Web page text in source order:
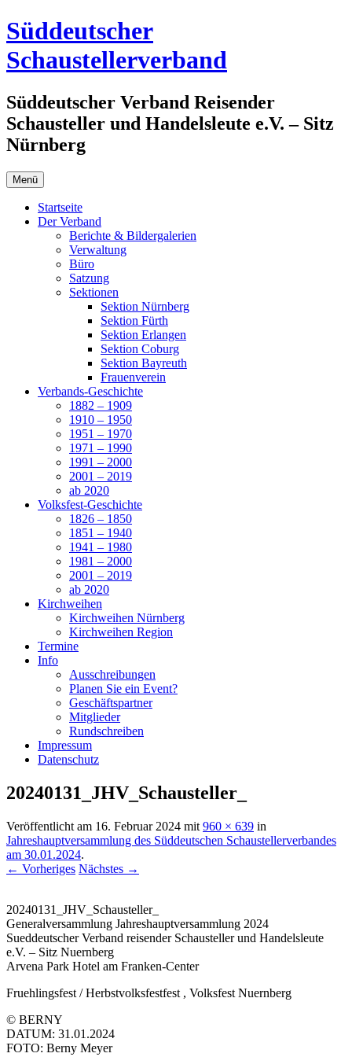
Zum
Inhalt
springen
Süddeutscher
Schaustellerverband
Süddeutscher Verband Reisender
Schausteller und Handelsleute e.V. – Sitz
Nürnberg
Menü
Startseite
Der Verband
Berichte & Bildergalerien
Verwaltung
Büro
Satzung
Sektionen
Sektion Nürnberg
Sektion Fürth
Sektion Erlangen
Sektion Coburg
Sektion Bayreuth
Frauenverein
Verbands-Geschichte
1882 – 1909
1910 – 1950
1951 – 1970
1971 – 1990
1991 – 2000
2001 – 2019
ab 2020
Volksfest-Geschichte
1826 – 1850
1851 – 1940
1941 – 1980
1981 – 2000
2001 – 2019
ab 2020
Kirchweihen
Kirchweihen Nürnberg
Kirchweihen Region
Termine
Info
Ausschreibungen
Planen Sie ein Event?
Geschäftspartner
Mitglieder
Rundschreiben
Impressum
Datenschutz
20240131_JHV_Schausteller_
Veröffentlicht am 16. Februar 2024 mit 960 × 639 in
Jahreshauptversammlung des Süddeutschen Schaustellerverbandes
am 30.01.2024.
← Vorheriges Nächstes →
20240131_JHV_Schausteller_
Generalversammlung Jahreshauptversammlung 2024
Sueddeutscher Verband reisender Schausteller und Handelsleute
e.V. – Sitz Nuernberg
Arvena Park Hotel am Franken-Center
Fruehlingsfest / Herbstvolksfestfest , Volksfest Nuernberg
© BERNY
DATUM: 31.01.2024
FOTO: Berny Meyer